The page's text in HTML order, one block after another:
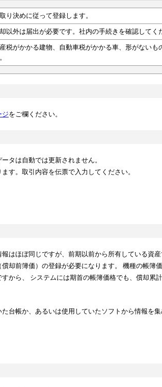
り決めに従って登録します。
以外は届出が必要です。社内の手続きを確認してく
税がかかる建物、自動車税がかかる車、形がないも
ジをご欄ください。
タは自動では更新されません。
す。取引内容を伝票で入力してください。
はほぼ同じですが、前期以前から所有している資
却前簿価）の登録が必要になります。 機種の帳簿
から、 システムには期首の帳簿価格でも、償却累
台帳か、あるいは使用していたソフトから情報を集